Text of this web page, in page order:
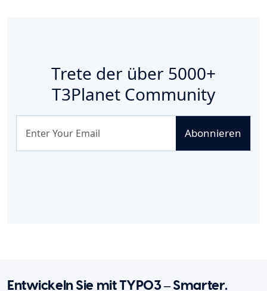
Trete der über 5000+
T3Planet Community
Abonnieren
Entwickeln Sie mit TYPO3 – Smarter.